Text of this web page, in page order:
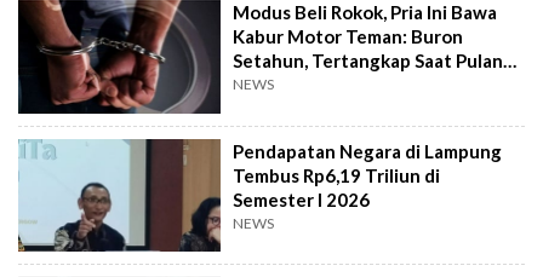
Modus Beli Rokok, Pria Ini Bawa
Kabur Motor Teman: Buron
Setahun, Tertangkap Saat Pulang
Kampung
NEWS
Pendapatan Negara di Lampung
Tembus Rp6,19 Triliun di
Semester I 2026
NEWS